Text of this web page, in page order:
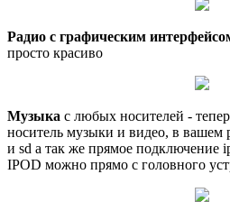
Радио с графическим
просто красиво
Музыка с любых носителей -
носитель музыки и видео, в вашем
и sd а так же прямое подключение
IPOD можно прямо с головного